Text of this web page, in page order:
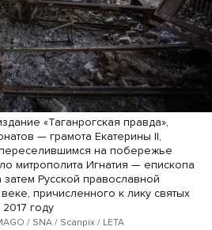
«Таганрогская правда»,
— грамота Екатерины II,
на побережье
митрополита Игнатия — епископа
затем Русской православной
причисленного к лику святых
году
/ SNA / Scanpix / LETA